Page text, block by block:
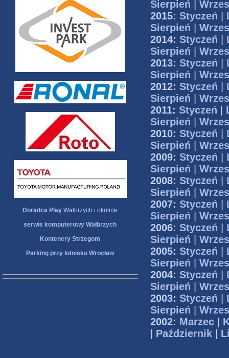
Doradca Play Wałbrzych i okolice
serwis komputerowy Wałbrzych
Kontenery Strzegom
Parking przy lotnisku Wrocław
Sierpień
2015: Styczeń
Sierpień
2014: Styczeń
Sierpień
2013: Styczeń
Sierpień
2012: Styczeń
Sierpień
2011: Styczeń
Sierpień
2010: Styczeń
Sierpień
2009: Styczeń
Sierpień
2008: Styczeń
Sierpień
2007: Styczeń
Sierpień
2006: Styczeń
Sierpień
2005: Styczeń
Sierpień
2004: Styczeń
Sierpień
2003: Styczeń
Sierpień
2002: Marzec
Październik